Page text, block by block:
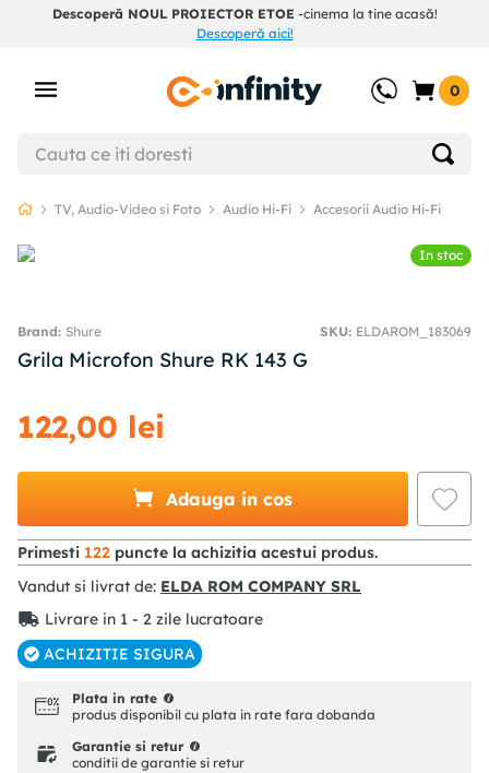
Descoperă NOUL PROIECTOR ETOE -cinema la tine acasă!
Descoperă aici!
0
TV, Audio-Video si Foto Audio Hi-Fi Accesorii Audio Hi-Fi
In stoc
Shure SKU: ELDAROM_183069
Grila Microfon Shure RK 143 G
122,00 lei
Adauga in cos
Primesti 122 puncte la achizitia acestui produs.
Vandut si livrat de: ELDA ROM COMPANY SRL
Livrare in 1 - 2 zile lucratoare
ACHIZITIE SIGURA
Plata in rate
produs disponibil cu plata in rate fara dobanda
Garantie si retur
conditii de garantie si retur